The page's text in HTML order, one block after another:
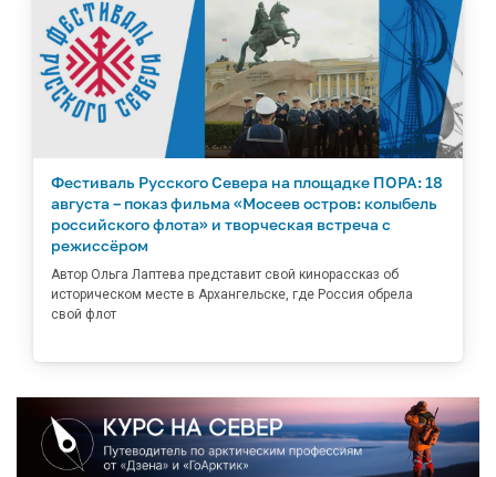
Фестиваль Русского Севера на площадке ПОРА: 18
августа – показ фильма «Мосеев остров: колыбель
российского флота» и творческая встреча с
режиссёром
Автор Ольга Лаптева представит свой кинорассказ об
историческом месте в Архангельске, где Россия обрела
свой флот